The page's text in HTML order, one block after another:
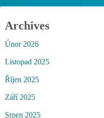
Archives
Únor 2026
Listopad 2025
Říjen 2025
Září 2025
Srpen 2025